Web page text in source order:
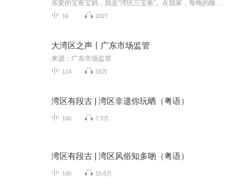
16 1027
大湾区之声丨广东市场监管
来源：广东市场监管
114 16万
湾区有段古 | 湾区非遗你玩晒（粤语）
100 7.3万
湾区有段古 | 湾区风俗知多啲（粤语）
100 15.8万